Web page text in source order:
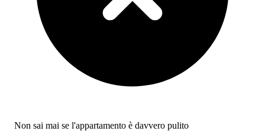
Non sai mai se l'appartamento è davvero pulito